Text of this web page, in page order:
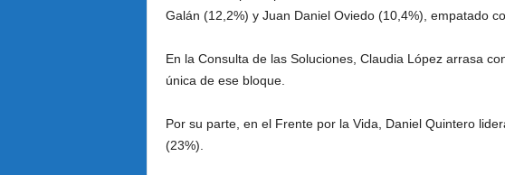
Galán (12,2%) y Juan Daniel Oviedo (10,4%), empatado
En la Consulta de las Soluciones, Claudia López arrasa
única de ese bloque.
Por su parte, en el Frente por la Vida, Daniel Quintero
(23%).